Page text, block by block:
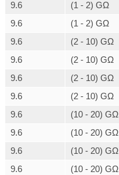
9.6
(1 - 2) GΩ
9.6
(1 - 2) GΩ
9.6
(2 - 10) GΩ
9.6
(2 - 10) GΩ
9.6
(2 - 10) GΩ
9.6
(2 - 10) GΩ
9.6
(10 - 20) GΩ
9.6
(10 - 20) GΩ
9.6
(10 - 20) GΩ
9.6
(10 - 20) GΩ